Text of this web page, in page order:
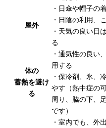
屋外
・日傘や帽子の
・日陰の利用、
・天気の良い日
る
体の
蓄熱を避け
る
・通気性の良い
用する
・保冷剤、氷、
やす（熱中症の
周り、脇の下、
です）
・室内でも、外